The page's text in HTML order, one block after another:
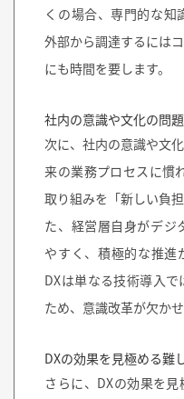
くの場合、専門的な知
外部から調達するには
にも時間を要します。
社内の意識や文化の問題
次に、社内の意識や文
来の業務プロセスに慣
取り組みを「新しい負
た、経営層自身がデジ
やすく、積極的な推進
DXは単なる技術導入
ため、意識改革が欠かせ
DXの効果を見極める難
さらに、 DXの効果を見